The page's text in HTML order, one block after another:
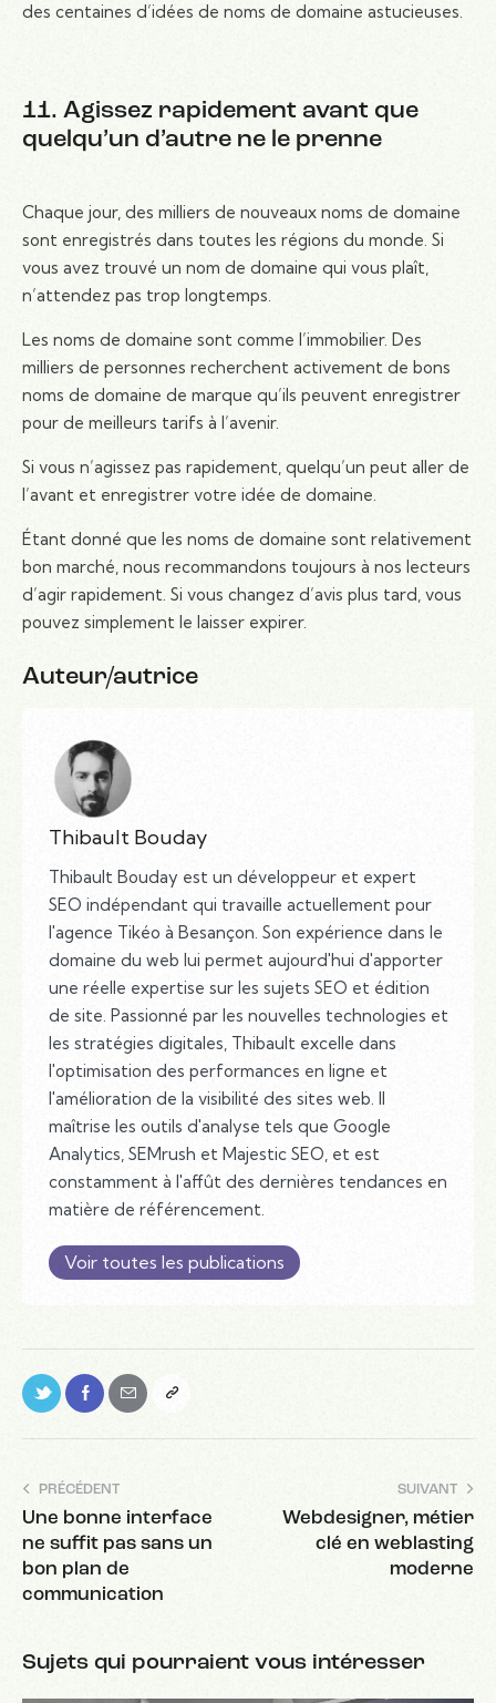
des centaines d’idées de noms de domaine astucieuses.
11. Agissez rapidement avant que
quelqu’un d’autre ne le prenne
Chaque jour, des milliers de nouveaux noms de domaine
sont enregistrés dans toutes les régions du monde. Si
vous avez trouvé un nom de domaine qui vous plaît,
n’attendez pas trop longtemps.
Les noms de domaine sont comme l’immobilier. Des
milliers de personnes recherchent activement de bons
noms de domaine de marque qu’ils peuvent enregistrer
pour de meilleurs tarifs à l’avenir.
Si vous n’agissez pas rapidement, quelqu’un peut aller de
l’avant et enregistrer votre idée de domaine.
Étant donné que les noms de domaine sont relativement
bon marché, nous recommandons toujours à nos lecteurs
d’agir rapidement. Si vous changez d’avis plus tard, vous
pouvez simplement le laisser expirer.
Auteur/autrice
Thibault Bouday
Thibault Bouday est un développeur et expert
SEO indépendant qui travaille actuellement pour
l'agence Tikéo à Besançon. Son expérience dans le
domaine du web lui permet aujourd'hui d'apporter
une réelle expertise sur les sujets SEO et édition
de site. Passionné par les nouvelles technologies et
les stratégies digitales, Thibault excelle dans
l'optimisation des performances en ligne et
l'amélioration de la visibilité des sites web. Il
maîtrise les outils d'analyse tels que Google
Analytics, SEMrush et Majestic SEO, et est
constamment à l'affût des dernières tendances en
matière de référencement.
Voir toutes les publications
PRÉCÉDENT
Une bonne interface
ne suffit pas sans un
bon plan de
communication
SUIVANT
Webdesigner, métier
clé en weblasting
moderne
Sujets qui pourraient vous intéresser